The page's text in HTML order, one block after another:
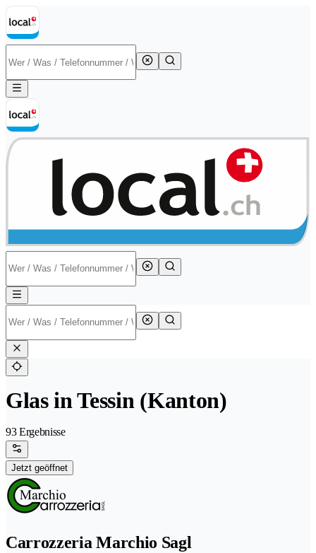
Glas in Tessin (Kanton)
93 Ergebnisse
Jetzt geöffnet
Carrozzeria Marchio Sagl